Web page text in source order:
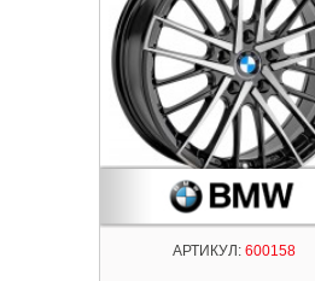
АРТИКУЛ:600158